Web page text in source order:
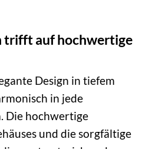
trifft auf hochwertige
Design in tiefem
in jede
Die hochwertige
und die sorgfältige